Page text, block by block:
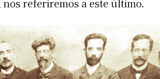
referiremos a este último.